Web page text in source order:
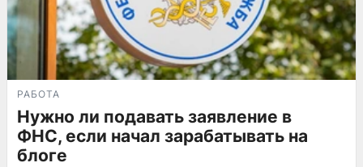
РАБОТА
Нужно ли подавать заявление в
ФНС, если начал зарабатывать на
блоге